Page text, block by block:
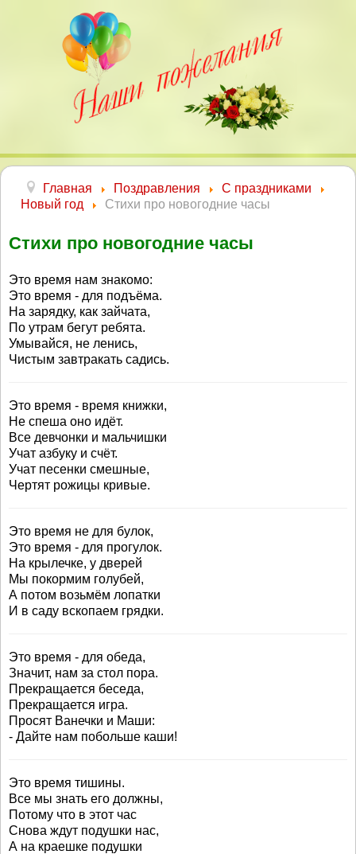
Главная Поздравления
С праздниками
Новый год
Стихи про новогодние часы
Стихи про новогодние часы
Это время нам знакомо:
Это время - для подъёма.
На зарядку, как зайчата,
По утрам бегут ребята.
Умывайся, не ленись,
Чистым завтракать садись.
Это время - время книжки,
Не спеша оно идёт.
Все девчонки и мальчишки
Учат азбуку и счёт.
Учат песенки смешные,
Чертят рожицы кривые.
Это время не для булок,
Это время - для прогулок.
На крылечке, у дверей
Мы покормим голубей,
А потом возьмём лопатки
И в саду вскопаем грядки.
Это время - для обеда,
Значит, нам за стол пора.
Прекращается беседа,
Прекращается игра.
Просят Ванечки и Маши:
- Дайте нам побольше каши!
Это время тишины.
Все мы знать его должны,
Потому что в этот час
Снова ждут подушки нас,
А на краешке подушки